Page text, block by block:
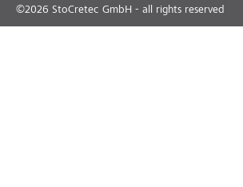
©2026 StoCretec GmbH - all rights reserved